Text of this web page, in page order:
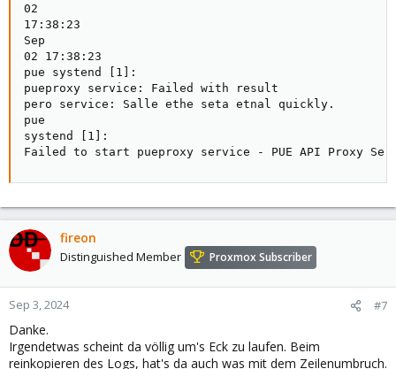
02
17:38:23
Sep
02 17:38:23
pue systend [1]:
pueproxy service: Failed with result
pero service: Salle ethe seta etnal quickly.
pue
systend [1]:
Failed to start pueproxy service - PUE API Proxy
fireon
Distinguished Member Proxmox Subscriber
Sep 3, 2024 #7
Danke.
Irgendetwas scheint da völlig um's Eck zu laufen. Beim
reinkopieren des Logs, hat's da auch was mit dem Zeilenumbruch.